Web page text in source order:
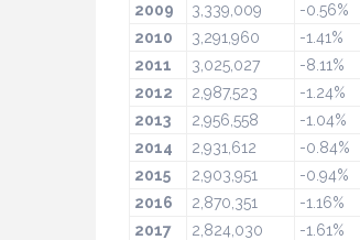
2009
3,339,009 -0.56%
2010
3,291,960 -1.41%
2011
3,025,027 -8.11%
2012
2,987,523 -1.24%
2013
2,956,558 -1.04%
2014
2,931,612 -0.84%
2015
2,903,951 -0.94%
2016
2,870,351 -1.16%
2017
2,824,030 -1.61%